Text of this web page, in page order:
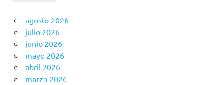
agosto 2026
julio 2026
junio 2026
mayo 2026
abril 2026
marzo 2026